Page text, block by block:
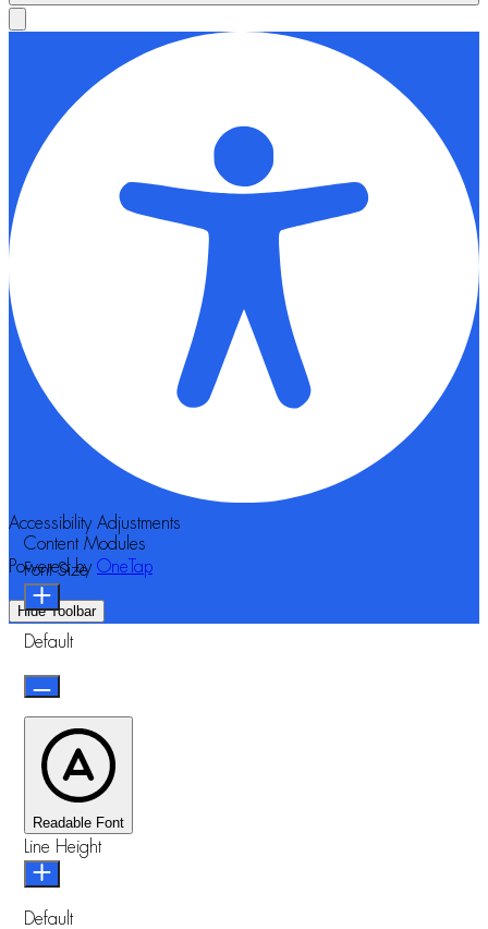
Accessibility Adjustments
Powered by OneTap
Hide Toolbar
Content Modules
Font Size
Default
Readable Font
Line Height
Default